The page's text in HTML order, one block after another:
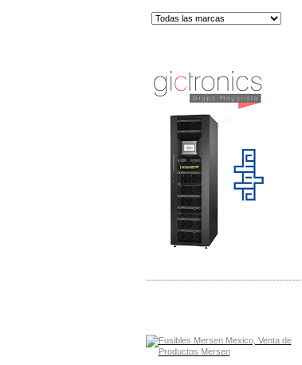
-------------------------------------------------